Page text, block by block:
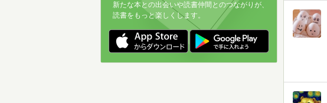
新たな本との出会いや読書仲間とのつながりが、
読書をもっと楽しくします。